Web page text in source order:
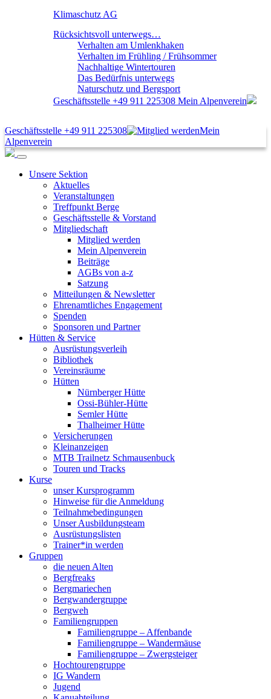
Klimaschutz AG
Rücksichtsvoll unterwegs…
Verhalten am Umlenkhaken
Verhalten im Frühling / Frühsommer
Nachhaltige Wintertouren
Das Bedürfnis unterwegs
Naturschutz und Bergsport
Geschäftsstelle +49 911 225308 Mein Alpenverein
Geschäftsstelle +49 911 225308
Mein
Alpenverein
Unsere Sektion
Aktuelles
Veranstaltungen
Treffpunkt Berge
Geschäftsstelle & Vorstand
Mitgliedschaft
Mitglied werden
Mein Alpenverein
Beiträge
AGBs von a-z
Satzung
Mitteilungen & Newsletter
Ehrenamtliches Engagement
Spenden
Sponsoren und Partner
Hütten & Service
Ausrüstungsverleih
Bibliothek
Vereinsräume
Hütten
Nürnberger Hütte
Ossi-Bühler-Hütte
Semler Hütte
Thalheimer Hütte
Versicherungen
Kleinanzeigen
MTB Trailnetz Schmausenbuck
Touren und Tracks
Kurse
unser Kursprogramm
Hinweise für die Anmeldung
Teilnahmebedingungen
Unser Ausbildungsteam
Ausrüstungslisten
Trainer*in werden
Gruppen
die neuen Alten
Bergfreaks
Bergmariechen
Bergwandergruppe
Bergweh
Familiengruppen
Familiengruppe – Affenbande
Familiengruppe – Wandermäuse
Familiengruppe – Zwergsteiger
Hochtourengruppe
IG Wandern
Jugend